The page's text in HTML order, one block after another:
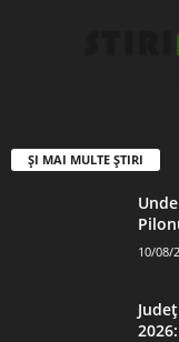
ȘI MAI MULTE ȘTIRI
10/08/